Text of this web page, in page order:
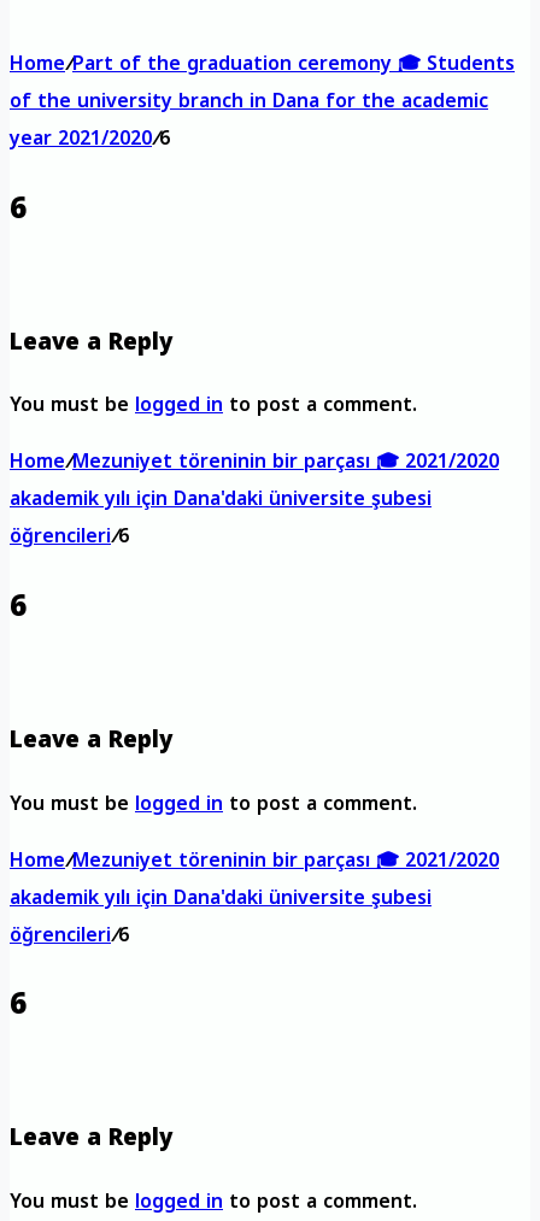
Home/Part of the graduation ceremony 🎓 Students
of the university branch in Dana for the academic
year 2021/2020/6
6
Leave a Reply
You must belogged into post a comment.
Home/Mezuniyet töreninin bir parçası 🎓 2021/2020
akademik yılı için Dana'daki üniversite şubesi
öğrencileri/6
6
Leave a Reply
You must belogged into post a comment.
Home/Mezuniyet töreninin bir parçası 🎓 2021/2020
akademik yılı için Dana'daki üniversite şubesi
öğrencileri/6
6
Leave a Reply
You must belogged into post a comment.